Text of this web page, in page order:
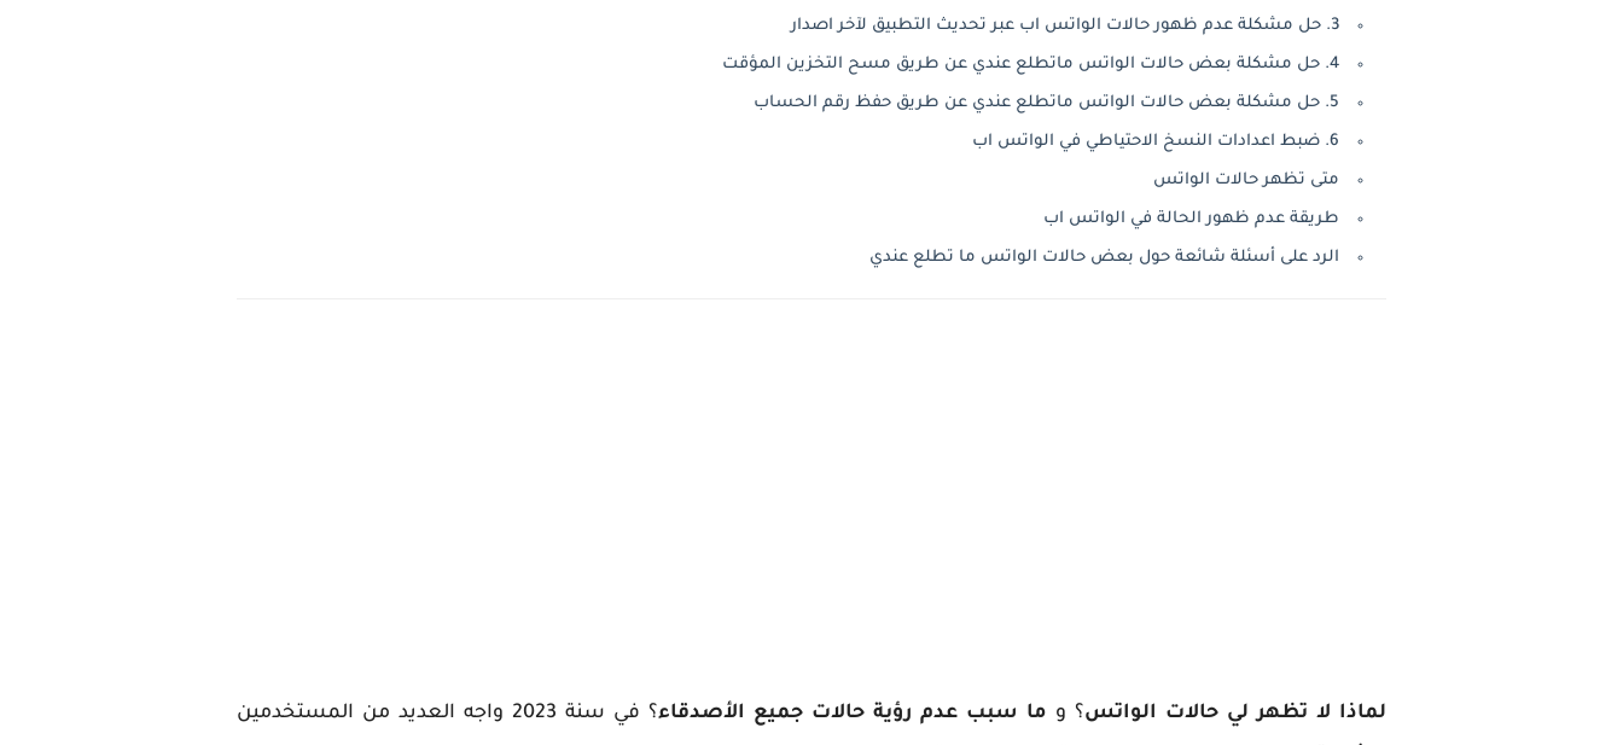
3. حل مشكلة عدم ظهور حالات الواتس اب عبر تحديث التطبيق لآخر اصدار
4. حل مشكلة بعض حالات الواتس ماتطلع عندي عن طريق مسح التخزين المؤقت
5. حل مشكلة بعض حالات الواتس ماتطلع عندي عن طريق حفظ رقم الحساب
6. ضبط اعدادات النسخ الاحتياطي في الواتس اب
متى تظهر حالات الواتس
طريقة عدم ظهور الحالة في الواتس اب
الرد على أسئلة شائعة حول بعض حالات الواتس ما تطلع عندي
لماذا لا تظهر لي حالات الواتس؟ و ما سبب عدم رؤية حالات جميع الأصدقاء؟ في سنة 2023 واجه العديد من المستخدمين